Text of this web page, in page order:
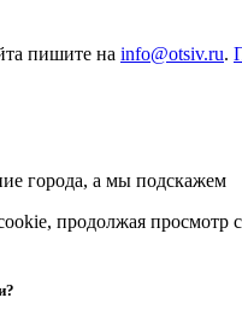
пишите на info@otsiv.ru.
города, а мы подскажем
продолжая просмотр